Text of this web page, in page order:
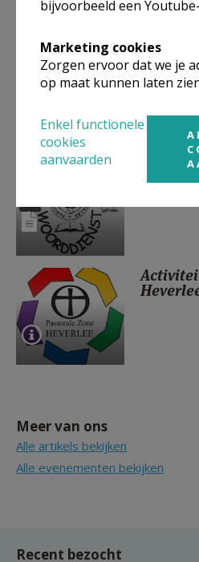
Meer van ons
Alle artikels bekijken
Alle evenementen bekijken
Recent bezocht
bijvoorbeeld een
Marketing cookies
Zorgen ervoor dat we je
op maat kunnen laten
Enkel functionele
cookies
aanvaarden